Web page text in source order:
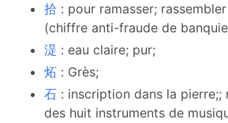
拾 : pour ramasser;
(chiffre anti-fraude de
湜 : eau claire; pur;
炻 : Grès;
石 : inscription dans la pierre;;
des huit instruments de